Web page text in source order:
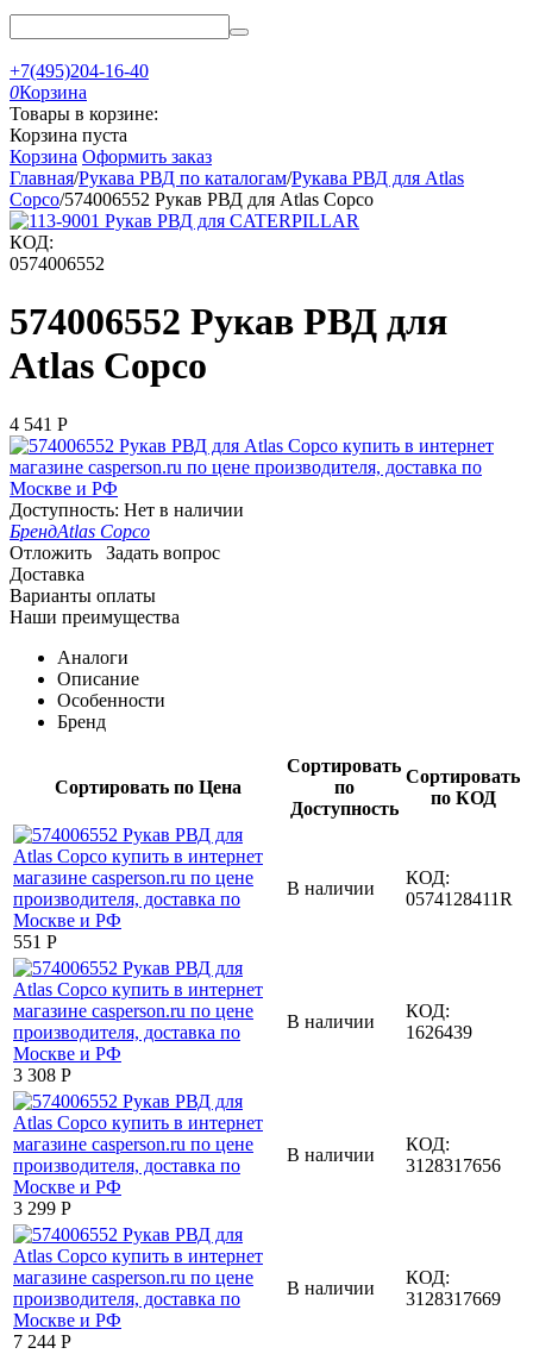
+7(495)204-16-40
0Корзина
Товары в корзине:
Корзина пуста
Корзина Оформить заказ
Главная/Рукава РВД по каталогам/Рукава РВД для Atlas
Copco/574006552 Рукав РВД для Atlas Copco
КОД:
0574006552
574006552 Рукав РВД для
Atlas Copco
4 541 Р
Доступность: Нет в наличии
БрендAtlas Copco
Отложить
Задать вопрос
Доставка
Варианты оплаты
Наши преимущества
Аналоги
Описание
Особенности
Бренд
Сортировать по Цена
Сортировать
по
Доступность
Сортировать
по КОД
‍551‍ Р
В наличии
КОД:
0574128411R
3 308 Р
В наличии
КОД:
1626439
3 299 Р
В наличии
КОД:
3128317656
7 244 Р
В наличии
КОД:
3128317669